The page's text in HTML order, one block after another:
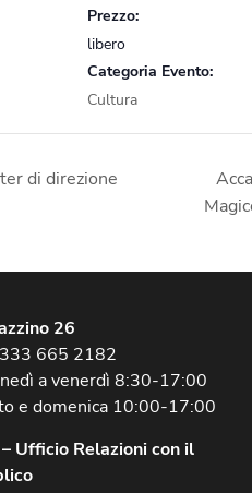
Prezzo:
libero
Categoria Evento:
Cultura
di direzione
26
665 2182
a venerdì 8:30-17:00
e domenica 10:00-17:00
– Ufficio Relazioni con il